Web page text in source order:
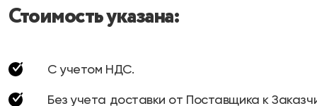
Стоимость указана:
С учетом НДС.
Без учета доставки от Поставщика к